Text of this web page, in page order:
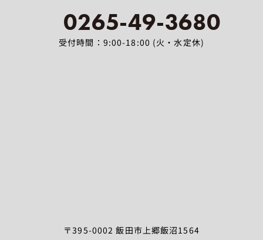
0265-49-3680
受付時間：9:00-18:00 (火・水定休)
〒395-0002 飯田市上郷飯沼1564